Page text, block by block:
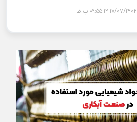
17/07/1402 09:55:12 ب.ظ